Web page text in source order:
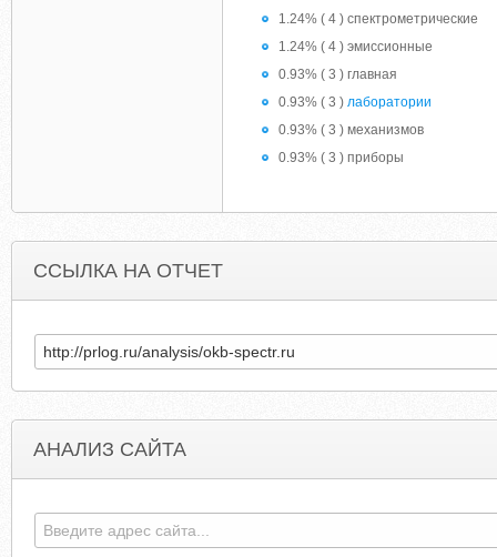
1.24% ( 4 ) спектрометрические
1.24% ( 4 ) эмиссионные
0.93% ( 3 ) главная
0.93% ( 3 ) лаборатории
0.93% ( 3 ) механизмов
0.93% ( 3 ) приборы
ССЫЛКА НА ОТЧЕТ
АНАЛИЗ САЙТА